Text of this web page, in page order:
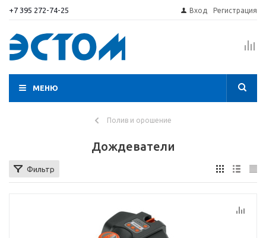
+7 395 272-74-25 Вход Регистрация
МЕНЮ
Полив и орошение
Дождеватели
Фильтр